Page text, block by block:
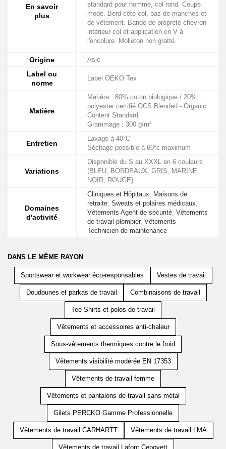
En savoir
plus
standard pour homme, col rond. Coupe
mode. Bord-côte col, bas de manches et
de vêtement. Bande de propreté chevron
intérieur col et application en V à
l'encolure. Molleton non gratté.
Origine Asie
Label ou
norme
Label OEKO Tex
Matière
Matière : 80% coton biologique / 20%
polyester certifié OCS Blended - Organic
Content Standard
Grammage : 300 g/m²
Entretien
Lavage à 40°C
Séchage possible à 60°c maximum
Variations
Disponible du S au XXXL en 6 couleurs
(BLEU, BORDEAUX, GRIS, MARINE,
NOIR, ROUGE)
Domaines
d'activité
Cliniques et Hôpitaux, Maisons de
retraite, Sweats et polaires médicaux,
Vêtements Agent de sécurité, Vêtements
de travail plombier, Vêtements
Technicien de maintenance
DANS LE MÊME RAYON
Sportswear et workwear éco-responsables Vestes de travail
Doudounes et parkas de travail Combinaisons de travail
Tee-Shirts et polos de travail
Vêtements et accessoires anti-chaleur
Sous-vêtements thermiques contre le froid
Vêtements visibilité modérée EN 17353
Vêtements de travail femme
Vêtements et pantalons de travail sans métal
Gilets PERCKO Gamme Professionnelle
Vêtements de travail CARHARTT Vêtements de travail LMA
Vêtements de travail Lafont Cepovett